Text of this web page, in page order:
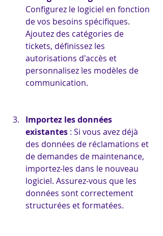
Configurez le logiciel en fonction
de vos besoins spécifiques.
Ajoutez des catégories de
tickets, définissez les
autorisations d'accès et
personnalisez les modèles de
communication.
Importez les données
existantes : Si vous avez déjà
des données de réclamations et
de demandes de maintenance,
importez-les dans le nouveau
logiciel. Assurez-vous que les
données sont correctement
structurées et formatées.